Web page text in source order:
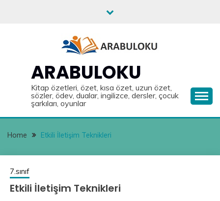
ARABULOKU
Kitap özetleri, özet, kısa özet, uzun özet,
sözler, ödev, dualar, ingilizce, dersler, çocuk
şarkıları, oyunlar
Home Etkili İletişim Teknikleri
7.sınıf
Etkili İletişim Teknikleri